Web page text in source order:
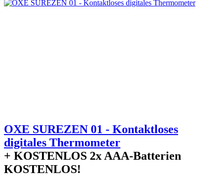
OXE SUREZEN 01 - Kontaktloses
digitales Thermometer
+ KOSTENLOS 2x AAA-Batterien
KOSTENLOS!